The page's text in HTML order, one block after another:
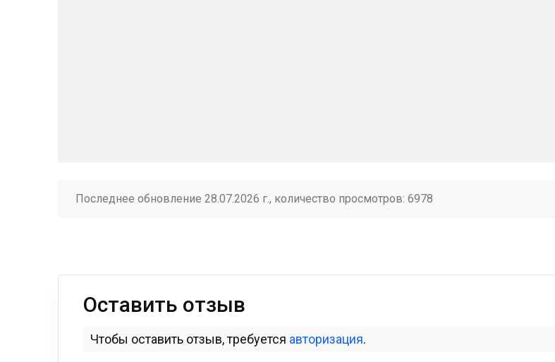
Последнее обновление 28.07.2026 г., количество просмотров: 6978
Оставить отзыв
Чтобы оставить отзыв, требуется авторизация.